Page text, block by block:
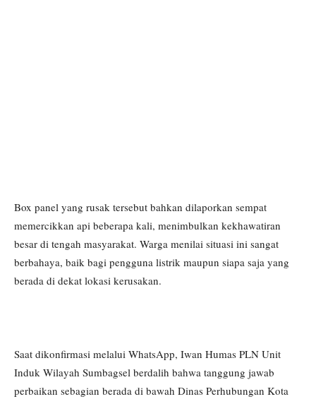
Box panel yang rusak tersebut bahkan dilaporkan sempat
memercikkan api beberapa kali, menimbulkan kekhawatiran
besar di tengah masyarakat. Warga menilai situasi ini sangat
berbahaya, baik bagi pengguna listrik maupun siapa saja yang
berada di dekat lokasi kerusakan.
Saat dikonfirmasi melalui WhatsApp, Iwan Humas PLN Unit
Induk Wilayah Sumbagsel berdalih bahwa tanggung jawab
perbaikan sebagian berada di bawah Dinas Perhubungan Kota